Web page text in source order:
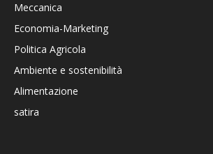
Meccanica
Economia-Marketing
Politica Agricola
Ambiente e sostenibilità
Alimentazione
satira